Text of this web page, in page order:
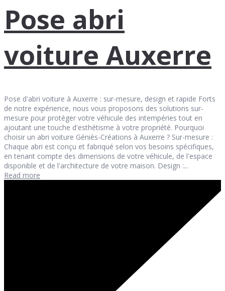
Pose abri
voiture Auxerre
Pose d'abri voiture à Auxerre : sur-mesure, design et rapide Forts
de notre expérience, nous vous proposons des solutions sur-
mesure pour protéger votre véhicule des intempéries tout en
ajoutant une touche d'esthétisme à votre propriété. Pourquoi
choisir un abri voiture Géniès-Créations à Auxerre ? Sur-mesure :
Chaque abri est conçu et fabriqué selon vos besoins spécifiques,
en tenant compte des dimensions de votre véhicule, de l'espace
disponible et de l'architecture de votre maison. Design :...
Read more